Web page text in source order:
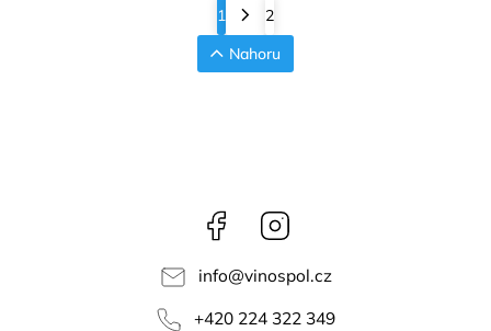
1
2
Nahoru
Facebook
info@vinospol.cz
+420 224 322 349